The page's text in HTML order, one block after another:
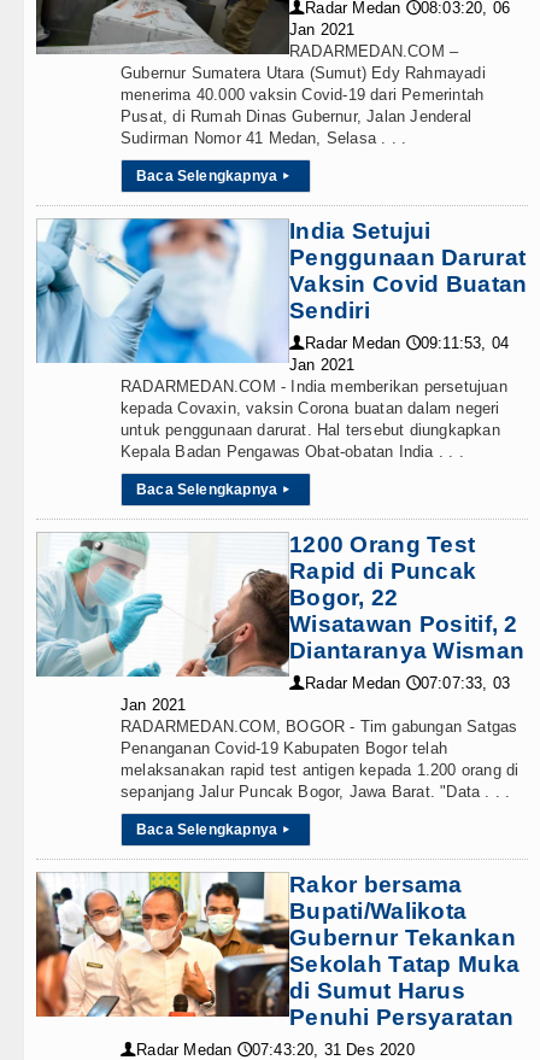
Internasional
TIPS dan TRIK
+ Lainnya
Video
Kesehatan
Kuliner
Siraman Rohani
Wali Kota Medan Dikukuhkan
Sebut LSL Pengidap HIV/AIDS
Arsenal Dibungkam Real Betis
Chelsea Tumbang Ditekuk
AC Milan Hanya Bermain
Bayern Munich vs Aston Villa
Komisi D DPRDSU Ikut Gubsu
Wabup Taput Hadiri Rapat
Rico Waas Tinjau Rehabilitasi 3
Bappelitbangda Toba Gelar
Wali Kota Medan Dikukuhkan
Sebut LSL Pengidap HIV/AIDS
Arsenal Dibungkam Real Betis
Chelsea Tumbang Ditekuk
AC Milan Hanya Bermain
Bayern Munich vs Aston Villa
Komisi D DPRDSU Ikut Gubsu
Wabup Taput Hadiri Rapat
Rico Waas Tinjau Rehabilitasi 3
Bappelitbangda Toba Gelar
Wali Kota Medan Dikukuhkan
👤 Radar Medan 🕔08:03:20, 06
Jan 2021
RADARMEDAN.COM –
Gubernur Sumatera Utara (Sumut) Edy Rahmayadi
menerima 40.000 vaksin Covid-19 dari Pemerintah
Pusat, di Rumah Dinas Gubernur, Jalan Jenderal
Sudirman Nomor 41 Medan, Selasa . . .
Baca Selengkapnya ▸
India Setujui
Penggunaan Darurat
Vaksin Covid Buatan
Sendiri
👤 Radar Medan 🕔09:11:53, 04
Jan 2021
RADARMEDAN.COM - India memberikan persetujuan
kepada Covaxin, vaksin Corona buatan dalam negeri
untuk penggunaan darurat. Hal tersebut diungkapkan
Kepala Badan Pengawas Obat-obatan India . . .
Baca Selengkapnya ▸
1200 Orang Test
Rapid di Puncak
Bogor, 22
Wisatawan Positif, 2
Diantaranya Wisman
👤 Radar Medan 🕔07:07:33, 03
Jan 2021
RADARMEDAN.COM, BOGOR - Tim gabungan Satgas
Penanganan Covid-19 Kabupaten Bogor telah
melaksanakan rapid test antigen kepada 1.200 orang di
sepanjang Jalur Puncak Bogor, Jawa Barat. "Data . . .
Baca Selengkapnya ▸
Rakor bersama
Bupati/Walikota
Gubernur Tekankan
Sekolah Tatap Muka
di Sumut Harus
Penuhi Persyaratan
👤 Radar Medan 🕔07:43:20, 31 Des 2020